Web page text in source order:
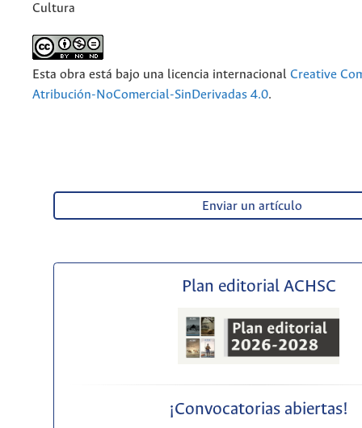
Cultura
Esta obra está bajo una licencia internacional Creative
Atribución-NoComercial-SinDerivadas 4.0.
Enviar un artículo
Plan editorial ACHSC
¡Convocatorias abiertas!